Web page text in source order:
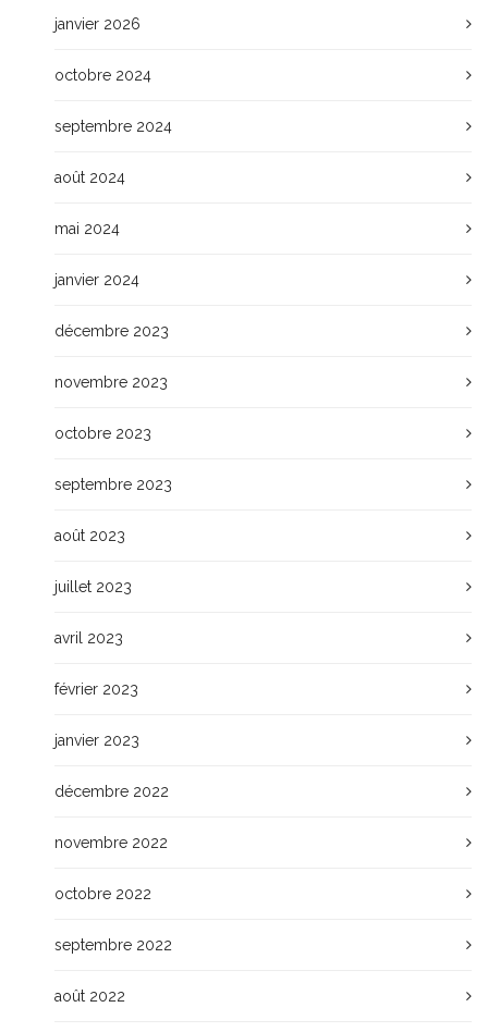
janvier 2026
octobre 2024
septembre 2024
août 2024
mai 2024
janvier 2024
décembre 2023
novembre 2023
octobre 2023
septembre 2023
août 2023
juillet 2023
avril 2023
février 2023
janvier 2023
décembre 2022
novembre 2022
octobre 2022
septembre 2022
août 2022